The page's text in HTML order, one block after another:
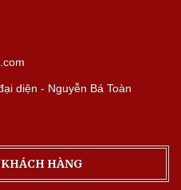
diện - Nguyễn Bá Toàn
HÀNG